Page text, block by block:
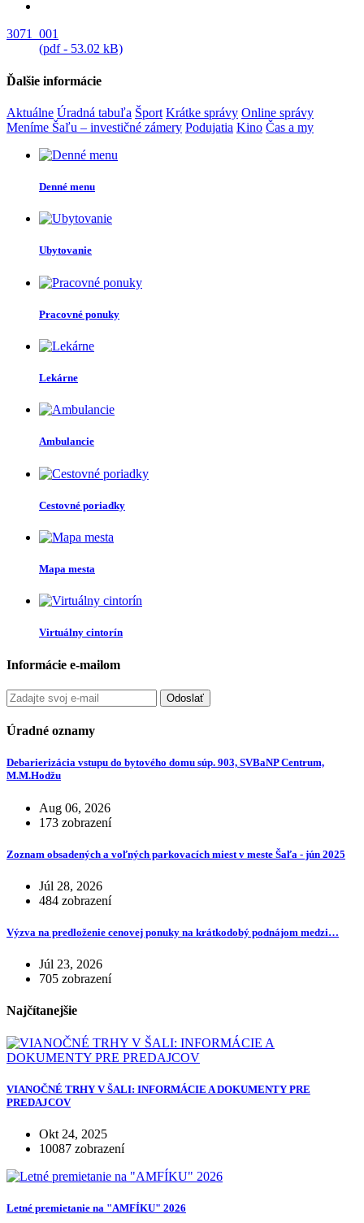
3071_001
(pdf - 53.02 kB)
Ďalšie informácie
Aktuálne Úradná tabuľa Šport Krátke správy Online správy
Meníme Šaľu – investičné zámery Podujatia Kino Čas a my
Denné menu
Ubytovanie
Pracovné ponuky
Lekárne
Ambulancie
Cestovné poriadky
Mapa mesta
Virtuálny cintorín
Informácie e-mailom
Odoslať
Úradné oznamy
Debarierizácia vstupu do bytového domu súp. 903, SVBaNP Centrum,
M.M.Hodžu
Aug 06, 2026
173 zobrazení
Zoznam obsadených a voľných parkovacích miest v meste Šaľa - jún 2025
Júl 28, 2026
484 zobrazení
Výzva na predloženie cenovej ponuky na krátkodobý podnájom medzi…
Júl 23, 2026
705 zobrazení
Najčítanejšie
VIANOČNÉ TRHY V ŠALI: INFORMÁCIE A DOKUMENTY PRE
PREDAJCOV
Okt 24, 2025
10087 zobrazení
Letné premietanie na "AMFÍKU" 2026